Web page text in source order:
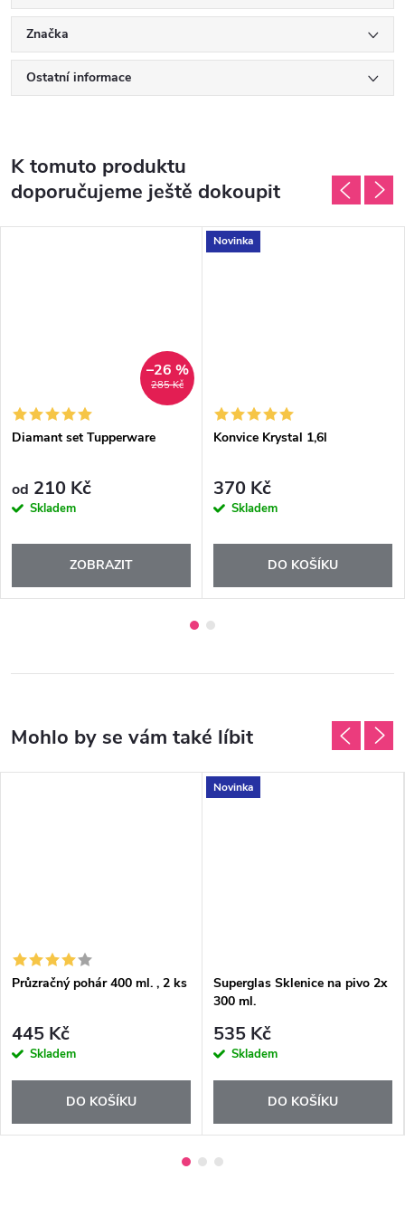
Značka
Ostatní informace
K tomuto produktu
doporučujeme ještě dokoupit
285 Kč
–26 %
Diamant set Tupperware
od 210 Kč
Skladem
ZOBRAZIT
Novinka
Konvice Krystal 1,6l
370 Kč
Skladem
DO KOŠÍKU
Průzračný pohár 400 ml. , 2 ks
445 Kč
Skladem
DO KOŠÍKU
Novinka
Superglas Sklenice na pivo 2x
300 ml.
535 Kč
Skladem
DO KOŠÍKU